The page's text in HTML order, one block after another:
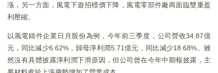
漲，另一方面，風電下遊招標價下降，風電零部件廠商面臨雙重盈
利壓縮。
以風電鑄件企業日月股份為例，今年前三季度，公司營收34.87億
元，同比減少6.62%，歸母淨利潤5.71億元，同比減少18.68%。雖
然沒有具體披露淨利潤下滑原因，但公司曾在今年中期報披露，主